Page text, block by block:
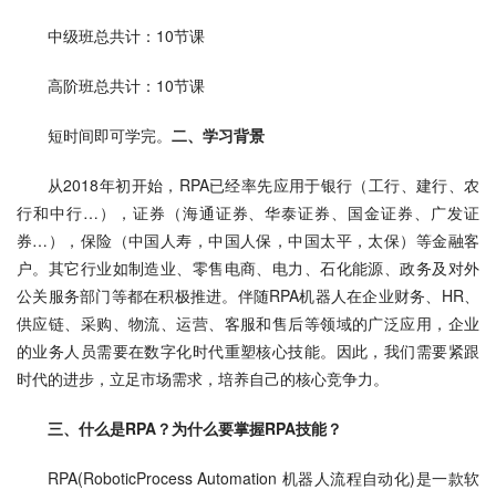
中级班总共计：10节课
高阶班总共计：10节课
短时间即可学完。 二、学习背景
从2018年初开始，RPA已经率先应用于银行（工行、建行、农
行和中行…），证券（海通证券、华泰证券、国金证券、广发证
券…），保险（中国人寿，中国人保，中国太平，太保）等金融客
户。其它行业如制造业、零售电商、电力、石化能源、政务及对外
公关服务部门等都在积极推进。伴随RPA机器人在企业财务、HR、
供应链、采购、物流、运营、客服和售后等领域的广泛应用，企业
的业务人员需要在数字化时代重塑核心技能。因此，我们需要紧跟
时代的进步，立足市场需求，培养自己的核心竞争力。
三、什么是RPA？为什么要掌握RPA技能？
RPA(RoboticProcess Automation 机器人流程自动化)是一款软